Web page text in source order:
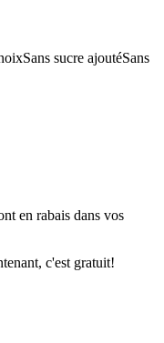
Sans sucre ajoutéSans
en rabais dans vos
c'est gratuit!